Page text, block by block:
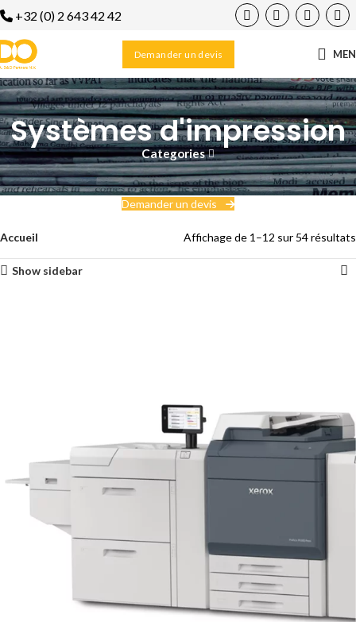
+32 (0) 2 643 42 42
Demander un devis
Systèmes d'impression
Categories
Demander un devis
Accueil Affichage de 1–12 sur 54 résultats
Show sidebar